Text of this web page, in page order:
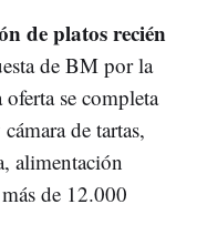
de platos recién
de BM por la
se completa
de tartas,
alimentación
de 12.000